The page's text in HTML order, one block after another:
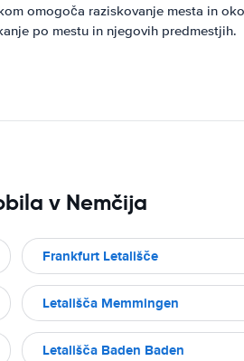
omogoča raziskovanje mesta in
po mestu in njegovih predmestjih.
v Nemčija
Frankfurt Letališče
Letališča Memmingen
Letališča Baden Baden